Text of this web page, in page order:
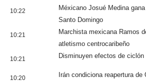
10:22
Méxicano Josué Medina
Santo Domingo
10:21
Marchista mexicana Ramos
atletismo centrocaribeño
10:21 Disminuyen efectos de ciclón
10:20
Irán condiciona reapertura